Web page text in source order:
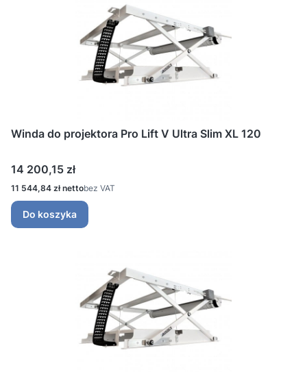
Winda do projektora Pro Lift V Ultra Slim XL 120
Cena
14 200,15 zł
Cena
11 544,84 zł bez VAT
Do koszyka